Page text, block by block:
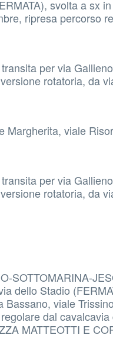
svolta a sx
ripresa percorso
per via
rotatoria, da
viale
per via
rotatoria, da
SOTTOMARINA-
dello Stadio
viale
dal
MATTEOTTI E